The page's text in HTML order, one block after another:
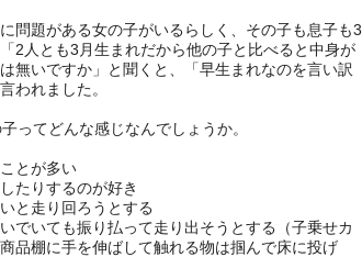
問題がある女の子がいるらしく、その子も息子も3
2人とも3月生まれだから他の子と比べると中身が
無いですか」と聞くと、「早生まれなのを言い訳
われました。
ってどんな感じなんでしょうか。
とが多い
たりするのが好き
と走り回ろうとする
でいても振り払って走り出そうとする（子乗せカ
品棚に手を伸ばして触れる物は掴んで床に投げ